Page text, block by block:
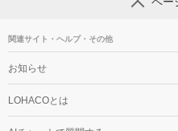
関連サイト・ヘルプ・その他
お知らせ
LOHACOとは